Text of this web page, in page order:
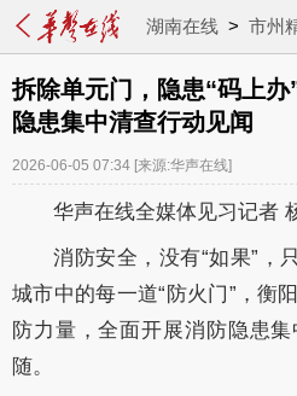
湖南在线> 市州
拆除单元门，隐患“码上
隐患集中清查行动见闻
2026-06-05 07:34 [来源:华声在线]
华声在线全媒体见习记者
消防安全，没有“如果”，
城市中的每一道“防火门”，衡
防力量，全面开展消防隐患
随。